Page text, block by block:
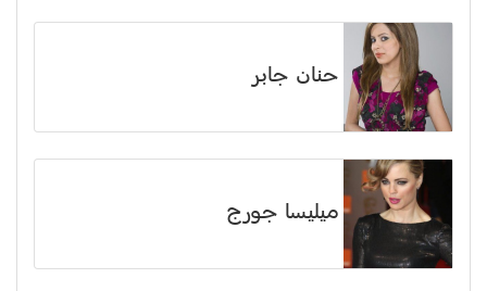
حنان جابر
ميليسا جورج